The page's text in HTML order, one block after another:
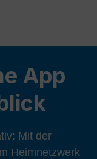
App
Mit der
Heimnetzwerk